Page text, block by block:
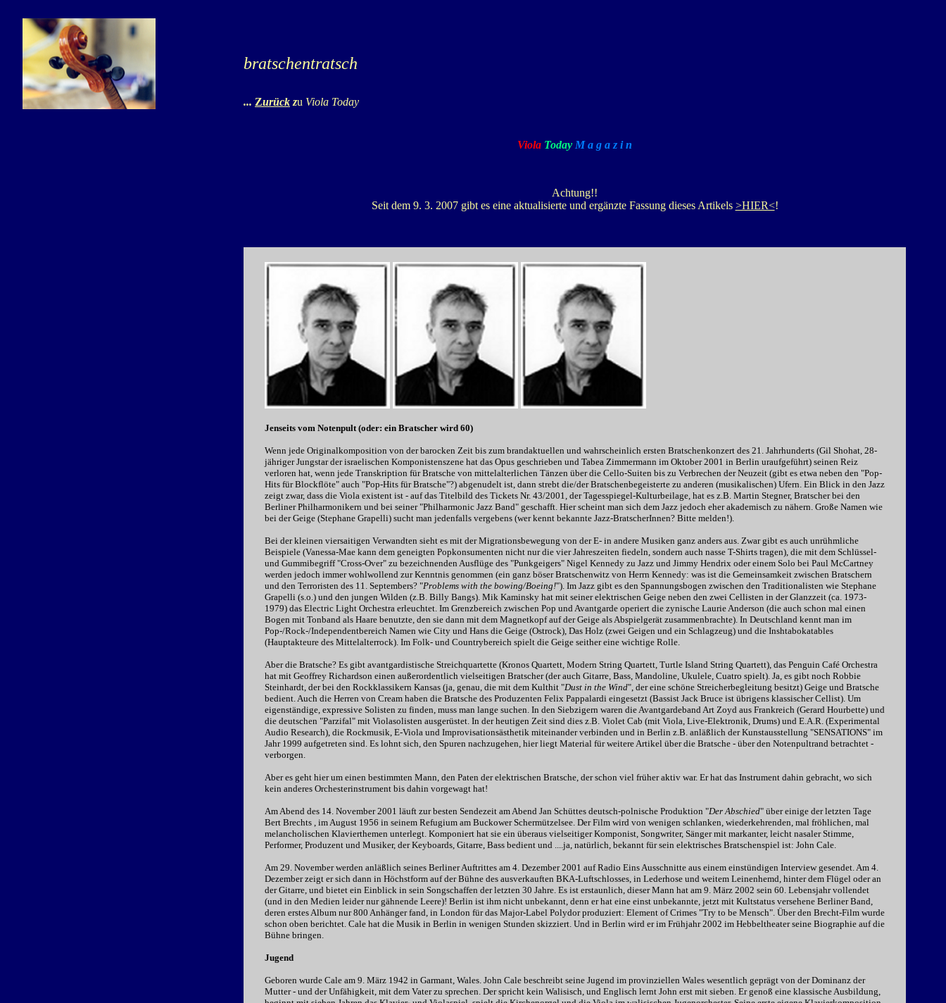
bratschentratsch
... Zurück zu Viola Today
Viola Today M a g a z i n
Achtung!!
Seit dem 9. 3. 2007 gibt es eine aktualisierte und ergänzte Fassung dieses Artikels >HIER<!
Jenseits vom Notenpult (oder: ein Bratscher wird 60)
Wenn jede Originalkomposition von der barocken Zeit bis zum brandaktuellen und wahrscheinlich ersten Bratschenkonzert des 21. Jahrhunderts (Gil Shohat, 28-
jähriger Jungstar der israelischen Komponistenszene hat das Opus geschrieben und Tabea Zimmermann im Oktober 2001 in Berlin uraufgeführt) seinen Reiz
verloren hat, wenn jede Transkription für Bratsche von mittelalterlichen Tänzen über die Cello-Suiten bis zu Verbrechen der Neuzeit (gibt es etwa neben den "Pop-
Hits für Blockflöte" auch "Pop-Hits für Bratsche"?) abgenudelt ist, dann strebt die/der Bratschenbegeisterte zu anderen (musikalischen) Ufern. Ein Blick in den Jazz
zeigt zwar, dass die Viola existent ist - auf das Titelbild des Tickets Nr. 43/2001, der Tagesspiegel-Kulturbeilage, hat es z.B. Martin Stegner, Bratscher bei den
Berliner Philharmonikern und bei seiner "Philharmonic Jazz Band" geschafft. Hier scheint man sich dem Jazz jedoch eher akademisch zu nähern. Große Namen wie
bei der Geige (Stephane Grapelli) sucht man jedenfalls vergebens (wer kennt bekannte Jazz-BratscherInnen? Bitte melden!).
Bei der kleinen viersaitigen Verwandten sieht es mit der Migrationsbewegung von der E- in andere Musiken ganz anders aus. Zwar gibt es auch unrühmliche
Beispiele (Vanessa-Mae kann dem geneigten Popkonsumenten nicht nur die vier Jahreszeiten fiedeln, sondern auch nasse T-Shirts tragen), die mit dem Schlüssel-
und Gummibegriff "Cross-Over" zu bezeichnenden Ausflüge des "Punkgeigers" Nigel Kennedy zu Jazz und Jimmy Hendrix oder einem Solo bei Paul McCartney
werden jedoch immer wohlwollend zur Kenntnis genommen (ein ganz böser Bratschenwitz von Herrn Kennedy: was ist die Gemeinsamkeit zwischen Bratschern
und den Terroristen des 11. Septembers? "Problems with the bowing/Boeing!"). Im Jazz gibt es den Spannungsbogen zwischen den Traditionalisten wie Stephane
Grapelli (s.o.) und den jungen Wilden (z.B. Billy Bangs). Mik Kaminsky hat mit seiner elektrischen Geige neben den zwei Cellisten in der Glanzzeit (ca. 1973-
1979) das Electric Light Orchestra erleuchtet. Im Grenzbereich zwischen Pop und Avantgarde operiert die zynische Laurie Anderson (die auch schon mal einen
Bogen mit Tonband als Haare benutzte, den sie dann mit dem Magnetkopf auf der Geige als Abspielgerät zusammenbrachte). In Deutschland kennt man im
Pop-/Rock-/Independentbereich Namen wie City und Hans die Geige (Ostrock), Das Holz (zwei Geigen und ein Schlagzeug) und die Inshtabokatables
(Hauptakteure des Mittelalterrock). Im Folk- und Countrybereich spielt die Geige seither eine wichtige Rolle.
Aber die Bratsche? Es gibt avantgardistische Streichquartette (Kronos Quartett, Modern String Quartett, Turtle Island String Quartett), das Penguin Café Orchestra
hat mit Geoffrey Richardson einen außerordentlich vielseitigen Bratscher (der auch Gitarre, Bass, Mandoline, Ukulele, Cuatro spielt). Ja, es gibt noch Robbie
Steinhardt, der bei den Rockklassikern Kansas (ja, genau, die mit dem Kulthit "Dust in the Wind", der eine schöne Streicherbegleitung besitzt) Geige und Bratsche
bedient. Auch die Herren von Cream haben die Bratsche des Produzenten Felix Pappalardi eingesetzt (Bassist Jack Bruce ist übrigens klassischer Cellist). Um
eigenständige, expressive Solisten zu finden, muss man lange suchen. In den Siebzigern waren die Avantgardeband Art Zoyd aus Frankreich (Gerard Hourbette) und
die deutschen "Parzifal" mit Violasolisten ausgerüstet. In der heutigen Zeit sind dies z.B. Violet Cab (mit Viola, Live-Elektronik, Drums) und E.A.R. (Experimental
Audio Research), die Rockmusik, E-Viola und Improvisationsästhetik miteinander verbinden und in Berlin z.B. anläßlich der Kunstausstellung "SENSATIONS" im
Jahr 1999 aufgetreten sind. Es lohnt sich, den Spuren nachzugehen, hier liegt Material für weitere Artikel über die Bratsche - über den Notenpultrand betrachtet -
verborgen.
Aber es geht hier um einen bestimmten Mann, den Paten der elektrischen Bratsche, der schon viel früher aktiv war. Er hat das Instrument dahin gebracht, wo sich
kein anderes Orchesterinstrument bis dahin vorgewagt hat!
Am Abend des 14. November 2001 läuft zur besten Sendezeit am Abend Jan Schüttes deutsch-polnische Produktion "Der Abschied" über einige der letzten Tage
Bert Brechts , im August 1956 in seinem Refugium am Buckower Schermützelsee. Der Film wird von wenigen schlanken, wiederkehrenden, mal fröhlichen, mal
melancholischen Klavierthemen unterlegt. Komponiert hat sie ein überaus vielseitiger Komponist, Songwriter, Sänger mit markanter, leicht nasaler Stimme,
Performer, Produzent und Musiker, der Keyboards, Gitarre, Bass bedient und ....ja, natürlich, bekannt für sein elektrisches Bratschenspiel ist: John Cale.
Am 29. November werden anläßlich seines Berliner Auftrittes am 4. Dezember 2001 auf Radio Eins Ausschnitte aus einem einstündigen Interview gesendet. Am 4.
Dezember zeigt er sich dann in Höchstform auf der Bühne des ausverkauften BKA-Luftschlosses, in Lederhose und weitem Leinenhemd, hinter dem Flügel oder an
der Gitarre, und bietet ein Einblick in sein Songschaffen der letzten 30 Jahre. Es ist erstaunlich, dieser Mann hat am 9. März 2002 sein 60. Lebensjahr vollendet
(und in den Medien leider nur gähnende Leere)! Berlin ist ihm nicht unbekannt, denn er hat eine einst unbekannte, jetzt mit Kultstatus versehene Berliner Band,
deren erstes Album nur 800 Anhänger fand, in London für das Major-Label Polydor produziert: Element of Crimes "Try to be Mensch". Über den Brecht-Film wurde
schon oben berichtet. Cale hat die Musik in Berlin in wenigen Stunden skizziert. Und in Berlin wird er im Frühjahr 2002 im Hebbeltheater seine Biographie auf die
Bühne bringen.
Jugend
Geboren wurde Cale am 9. März 1942 in Garmant, Wales. John Cale beschreibt seine Jugend im provinziellen Wales wesentlich geprägt von der Dominanz der
Mutter - und der Unfähigkeit, mit dem Vater zu sprechen. Der spricht kein Walisisch, und Englisch lernt John erst mit sieben. Er genoß eine klassische Ausbildung,